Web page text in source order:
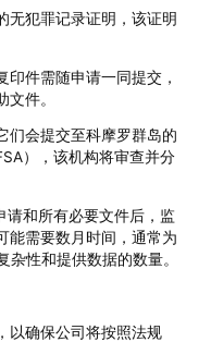
无犯罪记录证明，该证明
件需随申请一同提交，
件。
们会提交至科摩罗群岛的
），该机构将审查并分
请和所有必要文件后，监
能需要数月时间，通常为
性和提供数据的数量。
以确保公司将按照法规